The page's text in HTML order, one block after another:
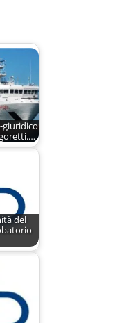
giuridico
del